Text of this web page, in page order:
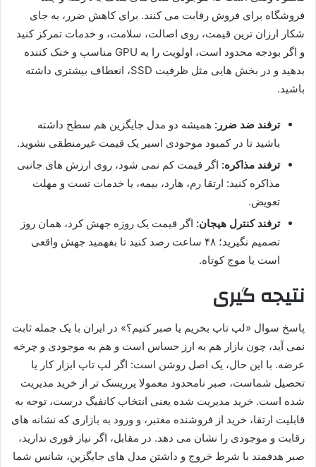
فروشگاه برای فروش رقابت می کنند. برای کاهش ضرر، به جای
شکار ارزان ترین قیمت، روی اصالت، سلامت، و خدمات تمرکز کنید
و اگر بودجه محدود است، اولویت را به GPU مناسب و خنک کننده
بدهید و در بخش هایی مثل ظرفیت SSD، انعطاف بیشتری داشته
باشید.
ترفند ضد ضرر: همیشه دو مدل جایگزین هم سطح داشته
باشید تا در کمبود موجودی اسیر یک قیمت غیرمنطقی نشوید.
ترفند مذاکره: اگر قیمت کم نمی شود، روی ارزش های جانبی
مذاکره کنید: ارتقا رم، هارد، بیمه، یا خدمات تست و مهلت
تعویض.
ترفند کنترل هیجان: اگر قیمت یک روزه جهش کرد، همان روز
تصمیم نگیرید؛ ۴۸ ساعت رصد کنید تا بفهمید جهش واقعی
است یا موج کوتاه.
نتیجه گیری
پاسخ سوال «لپ تاپ بخریم یا صبر کنیم؟» در ایران با یک جمله ثابت
نمی آید، چون بازار هم به ارز حساس است و هم به موجودی و چرخه
عرضه. با این حال، یک اصل روشن است: اگر لپ تاپ ابزار کار یا
تحصیل شماست، صبر نامحدود معمولا پرریسک تر از خرید مدیریت
شده است. خرید مدیریت شده یعنی انتخاب کانفیگ درست، توجه به
قابلیت ارتقا، خرید از فروشنده معتبر، و ورود به بازاری که نشانه های
رقابت و موجودی را نشان می دهد. در مقابل، اگر نیاز فوری ندارید،
صبر هدفمند با شرط خروج و داشتن مدل های جایگزین، شانس شما